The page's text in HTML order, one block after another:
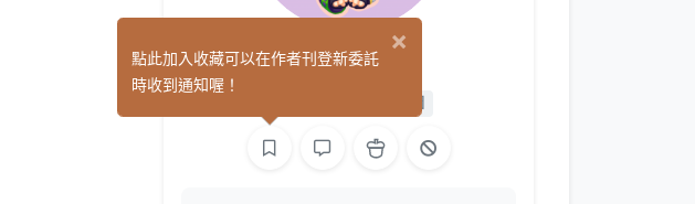
舞湘風
×
點此加入收藏可以在作者刊登新委託
時收到通知喔！